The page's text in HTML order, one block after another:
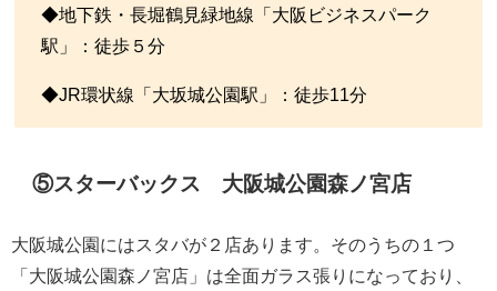
◆地下鉄・長堀鶴見緑地線「大阪ビジネスパーク
駅」：徒歩５分
◆JR環状線「大坂城公園駅」：徒歩11分
⑤スターバックス 大阪城公園森ノ宮店
大阪城公園にはスタバが２店あります。そのうちの１つ
「大阪城公園森ノ宮店」は全面ガラス張りになっており、